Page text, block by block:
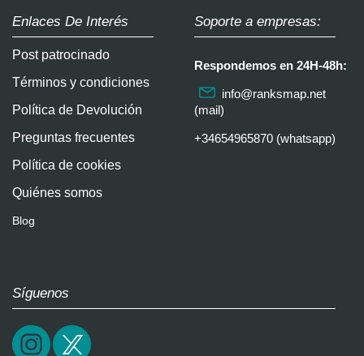
Enlaces De Interés
Post patrocinado
Términos y condiciones
Política de Devolución
Preguntas frecuentes
Política de cookies
Quiénes somos
Blog
Soporte a empresas:
Respondemos en 24H-48h:
info@ranksmap.net
(mail)
+34654965870 (whatsapp)
Síguenos